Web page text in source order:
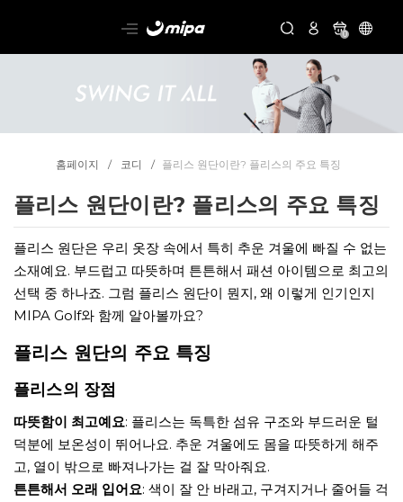
0
홈페이지 코디 플리스 원단이란? 플리스의 주요 특징
플리스 원단이란? 플리스의 주요 특징
플리스 원단은 우리 옷장 속에서 특히 추운 겨울에 빠질 수 없는
소재예요. 부드럽고 따뜻하며 튼튼해서 패션 아이템으로 최고의
선택 중 하나죠. 그럼 플리스 원단이 뭔지, 왜 이렇게 인기인지
MIPA Golf와 함께 알아볼까요?
플리스 원단의 주요 특징
플리스의 장점
따뜻함이 최고예요: 플리스는 독특한 섬유 구조와 부드러운 털
덕분에 보온성이 뛰어나요. 추운 겨울에도 몸을 따뜻하게 해주
고, 열이 밖으로 빠져나가는 걸 잘 막아줘요.
튼튼해서 오래 입어요: 색이 잘 안 바래고, 구겨지거나 줄어들 걱